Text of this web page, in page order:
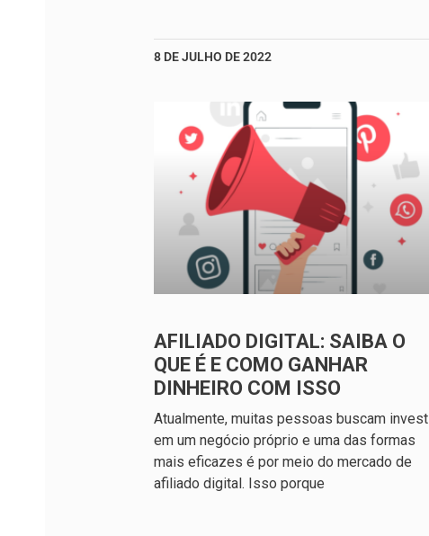
8 DE JULHO DE 2022
AFILIADO DIGITAL: SAIBA O
QUE É E COMO GANHAR
DINHEIRO COM ISSO
Atualmente, muitas pessoas buscam
em um negócio próprio e uma das formas
mais eficazes é por meio do mercado de
afiliado digital. Isso porque